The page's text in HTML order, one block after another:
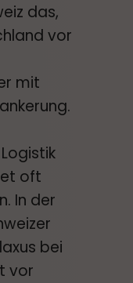
das,
vor
mit
oft
In der
bei
vor